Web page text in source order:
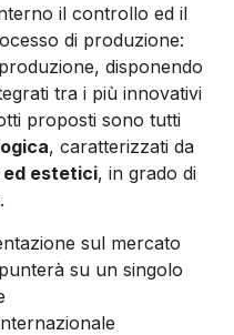
il controllo ed il
di produzione:
disponendo
tra i più innovativi
proposti sono tutti
, caratterizzati da
estetici, in grado di
sul mercato
su un singolo